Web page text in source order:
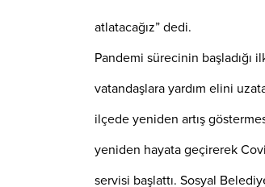
atlatacağız” dedi.
Pandemi sürecinin başladığı
vatandaşlara yardım elini
ilçede yeniden artış
yeniden hayata geçirerek
servisi başlattı. Sosyal